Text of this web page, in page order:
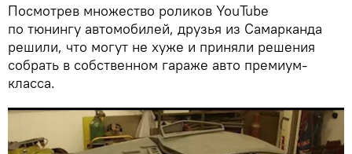
Посмотрев множество роликов YouTube
по тюнингу автомобилей, друзья из Самарканда
решили, что могут не хуже и приняли решения
собрать в собственном гараже авто премиум-
класса.